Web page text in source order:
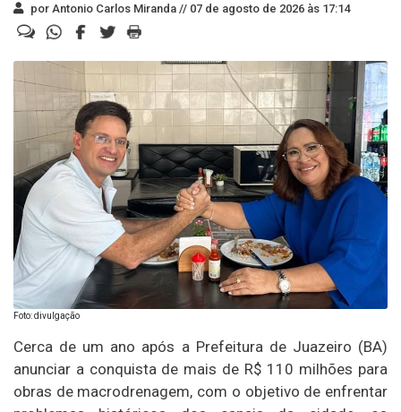
por Antonio Carlos Miranda // 07 de agosto de 2026 às 17:14
Foto: divulgação
Cerca de um ano após a Prefeitura de Juazeiro (BA)
anunciar a conquista de mais de R$ 110 milhões para
obras de macrodrenagem, com o objetivo de enfrentar